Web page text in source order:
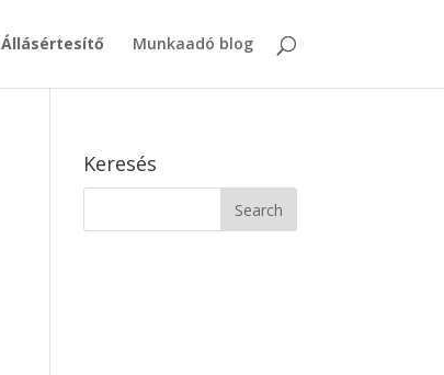
Állásértesítő Munkaadó blog
Keresés